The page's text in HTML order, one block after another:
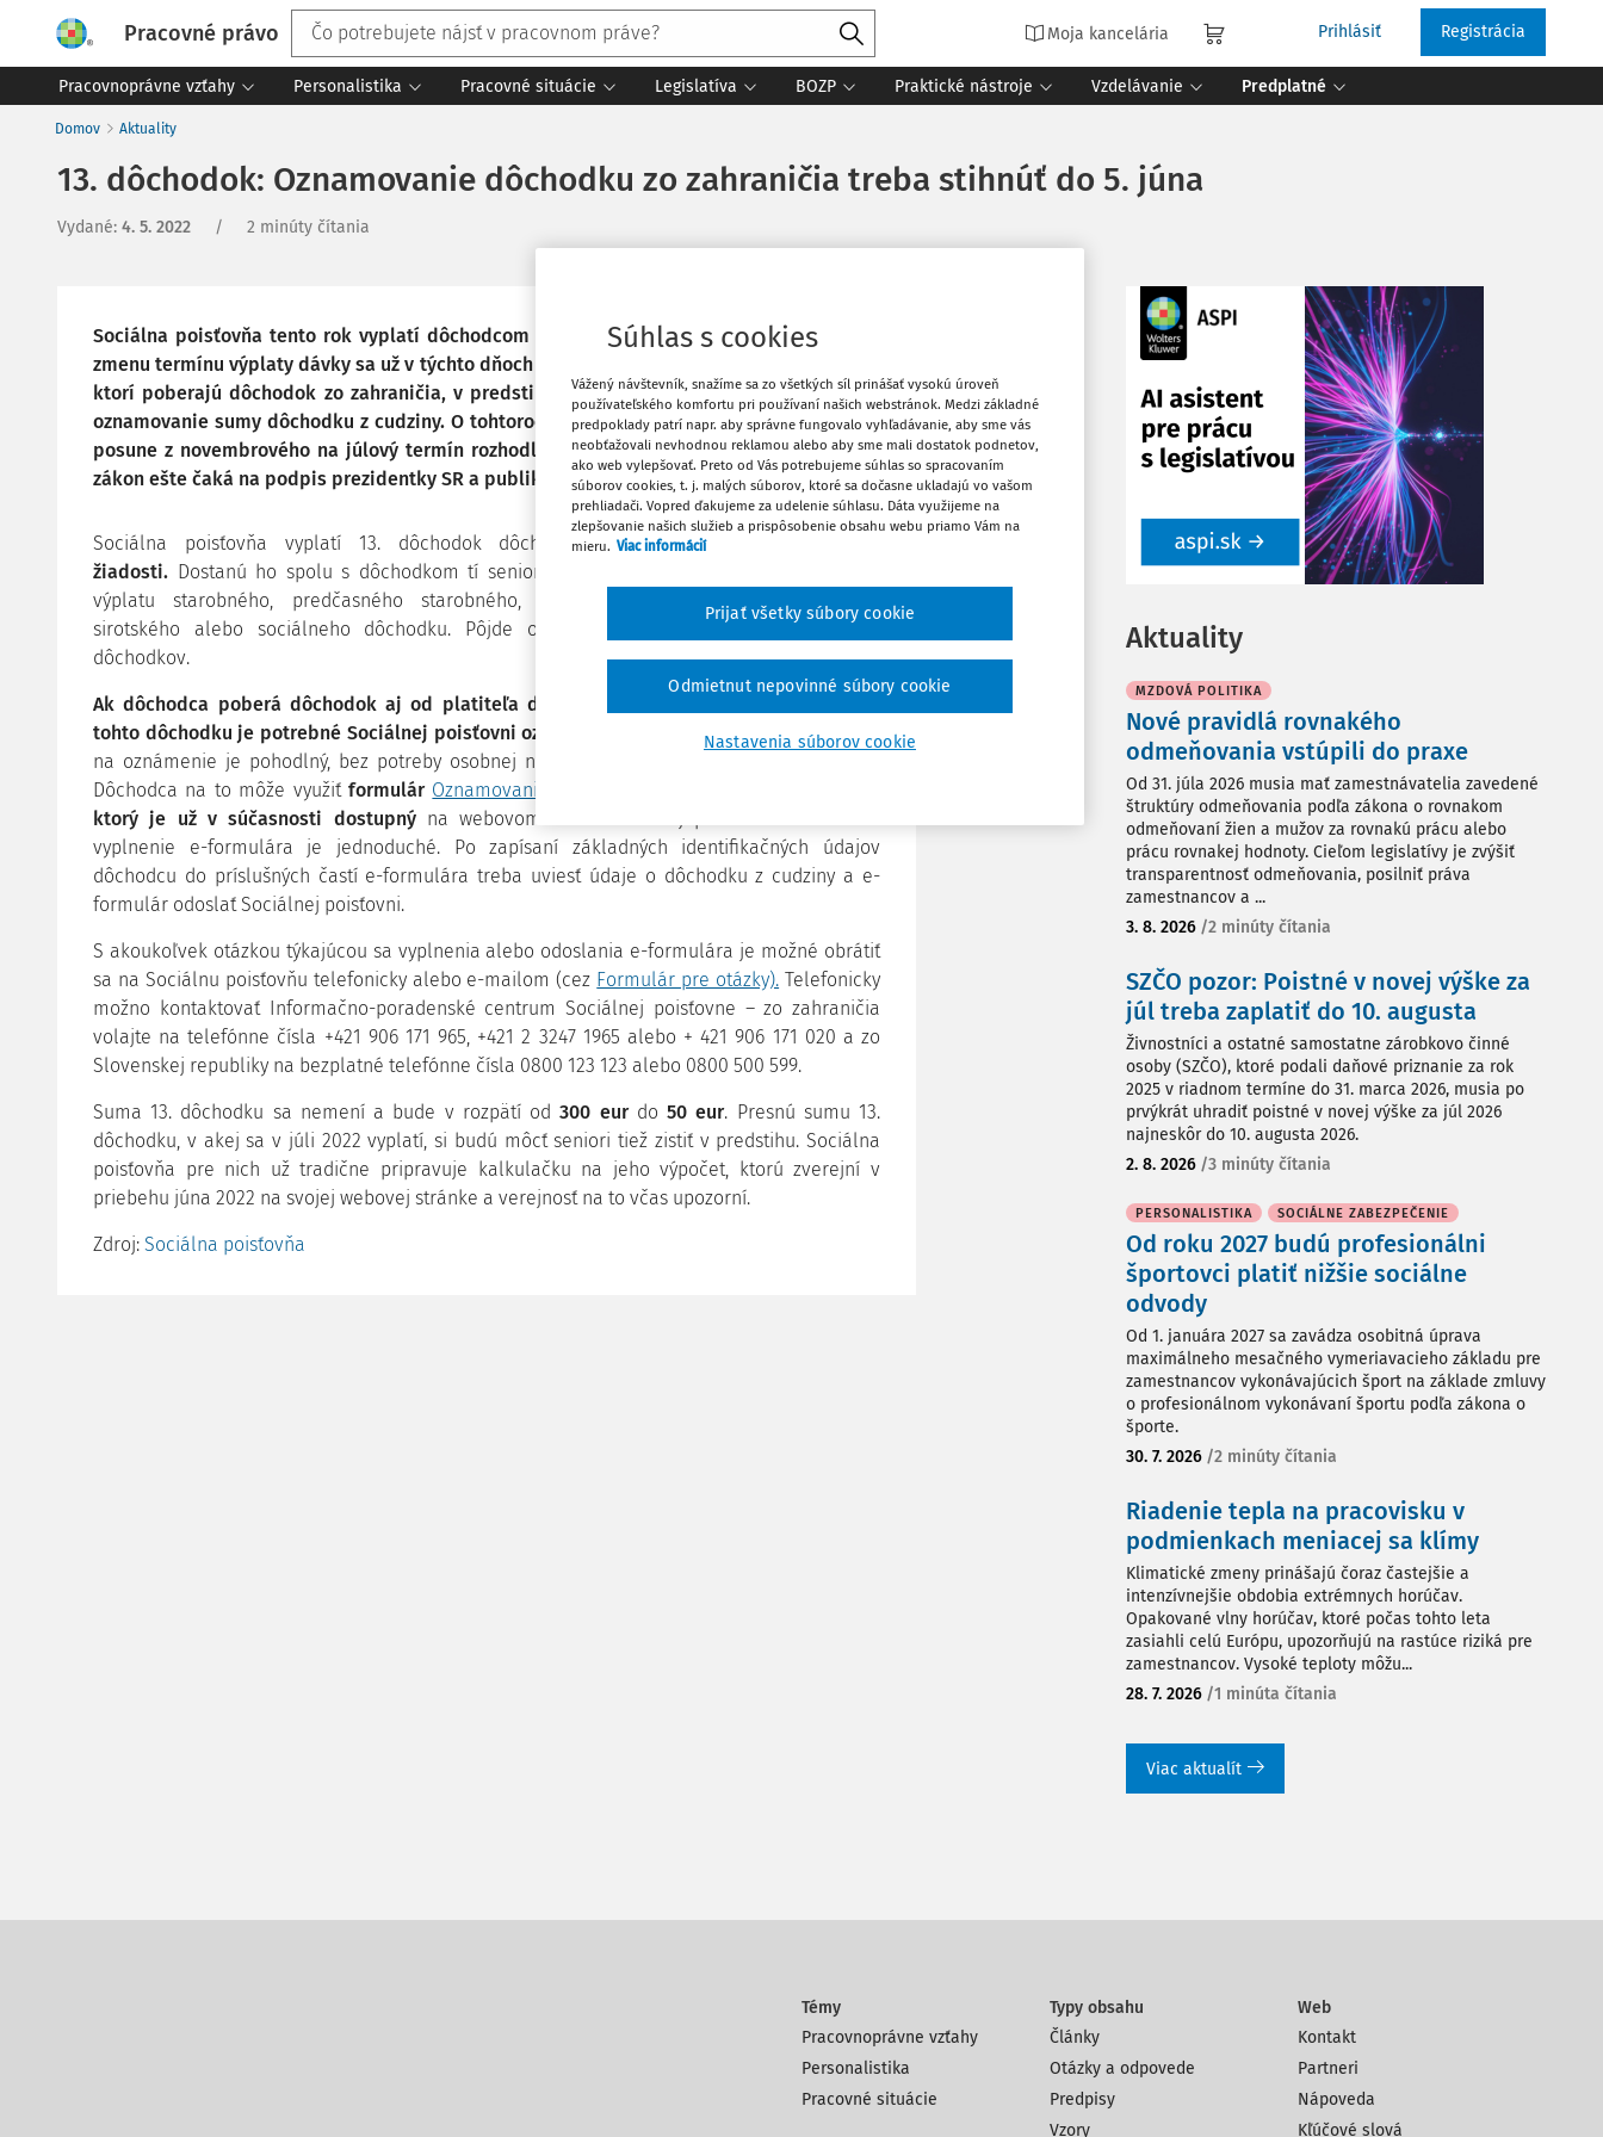
Pracovné právo Moja kancelária Prihlásiť Registrácia
Pracovnoprávne vzťahy Personalistika Pracovné situácie Legislatíva BOZP Praktické nástroje Vzdelávanie Predplatné
Domov Aktuality
13. dôchodok: Oznamovanie dôchodku zo zahraničia treba stihnúť do 5. júna
Vydané: 4. 5. 2022 / 2 minúty čítania
Sociálna poisťovňa tento rok vyplatí dôchodcom 13. dôchodok skôr, a to v júli 2022. Na
zmenu termínu výplaty dávky sa už v týchto dňoch intenzívne pripravuje a pre dôchodcov,
ktorí poberajú dôchodok zo zahraničia, v predstihu pripravila elektronický formulár na
oznamovanie sumy dôchodku z cudziny. O tohtoročnej skoršej výplate 13. dôchodku a jej
posune z novembrového na júlový termín rozhodla v stredu Národná rada SR. Príslušný
zákon ešte čaká na podpis prezidentky SR a publikovanie v Zbierke zákonov.
Sociálna poisťovňa vyplatí 13. dôchodok dôchodcomautomaticky, bez osobitnej
žiadosti. Dostanú ho spolu s dôchodkom tí seniori,
výplatu starobného, predčasného starobného, invalidného, vdovského, vdoveckého,
sirotského alebo sociálneho dôchodku. Pôjde o viac
ako 1,44 milióna
poberateľov
dôchodkov.
Ak dôchodca poberá dôchodok aj od platiteľa dôchodku so sídlom v zahraničí, sumu
tohto dôchodku je potrebné Sociálnej poisťovni oznámiť skôr
, a to do5. júna 2022. Postup
na oznámenie je pohodlný, bez potreby osobnej návštevy pracoviska Sociálnej poisťovne.
Dôchodca na to môže využiť formulár Oznamovanie dôchodku zo zahraničia (e-formulár)
ktorý je už v súčasnosti dostupnýna webovom sídle Sociálnej poisťovne. Použitie a
vyplnenie e-formulára je jednoduché. Po zapísaní základných identifikačných údajov
dôchodcu do príslušných častí e-formulára treba uviesť údaje o dôchodku z cudziny a e-
formulár odoslať Sociálnej poisťovni.
S akoukoľvek otázkou týkajúcou sa vyplnenia alebo odoslania e-formulára je možné obrátiť
sa na Sociálnu poisťovňu telefonicky alebo e-mailom (cez Formulár pre otázky). Telefonicky
možno kontaktovať Informačno-poradenské centrum Sociálnej poisťovne – zo zahraničia
volajte na telefónne čísla +421 906 171 965, +421 2 3247 1965 alebo + 421 906 171 020 a zo
Slovenskej republiky na bezplatné telefónne čísla 0800 123 123 alebo 0800 500 599.
Suma 13. dôchodku sa nemení a bude v rozpätí od300 eur do50 eur. Presnú sumu 13.
dôchodku, v akej sa v júli 2022 vyplatí, si budú môcť seniori tiež zistiť v predstihu. Sociálna
poisťovňa pre nich už tradične pripravuje kalkulačku na jeho výpočet, ktorú zverejní v
priebehu júna 2022 na svojej webovej stránke a verejnosť na to včas upozorní.
Zdroj: Sociálna poisťovňa
Obľúbené
Zdieľať
Aktuality
MZDOVÁ POLITIKA
Nové pravidlá rovnakého
odmeňovania vstúpili do praxe
Od 31. júla 2026 musia mať zamestnávatelia zavedené
štruktúry odmeňovania podľa zákona o rovnakom
odmeňovaní žien a mužov za rovnakú prácu alebo
prácu rovnakej hodnoty. Cieľom legislatívy je zvýšiť
transparentnosť odmeňovania, posilniť práva
zamestnancov a ...
3. 8. 2026 /2 minúty čítania
SZČO pozor: Poistné v novej výške za
júl treba zaplatiť do 10. augusta
Živnostníci a ostatné samostatne zárobkovo činné
osoby (SZČO), ktoré podali daňové priznanie za rok
2025 v riadnom termíne do 31. marca 2026, musia po
prvýkrát uhradiť poistné v novej výške za júl 2026
najneskôr do 10. augusta 2026.
2. 8. 2026 /3 minúty čítania
PERSONALISTIKA SOCIÁLNE ZABEZPEČENIE
Od roku 2027 budú profesionálni
športovci platiť nižšie sociálne
odvody
Od 1. januára 2027 sa zavádza osobitná úprava
maximálneho mesačného vymeriavacieho základu pre
zamestnancov vykonávajúcich šport na základe zmluvy
o profesionálnom vykonávaní športu podľa zákona o
športe.
30. 7. 2026 /2 minúty čítania
Riadenie tepla na pracovisku v
podmienkach meniacej sa klímy
Klimatické zmeny prinášajú čoraz častejšie a
intenzívnejšie obdobia extrémnych horúčav.
Opakované vlny horúčav, ktoré počas tohto leta
zasiahli celú Európu, upozorňujú na rastúce riziká pre
zamestnancov. Vysoké teploty môžu...
28. 7. 2026 /1 minúta čítania
Viac aktualít
Témy
Pracovnoprávne vzťahy
Personalistika
Pracovné situácie
Typy obsahu
Články
Otázky a odpovede
Predpisy
Vzory
Web
Kontakt
Partneri
Nápoveda
Kľúčové slová
Súhlas s cookies
Vážený návštevník, snažíme sa zo všetkých síl prinášať vysokú úroveň
používateľského komfortu pri používaní našich webstránok. Medzi základné
predpoklady patrí napr. aby správne fungovalo vyhľadávanie, aby sme vás
neobťažovali nevhodnou reklamou alebo aby sme mali dostatok podnetov,
ako web vylepšovať. Preto od Vás potrebujeme súhlas so spracovaním
súborov cookies, t. j. malých súborov, ktoré sa dočasne ukladajú vo vašom
prehliadači. Vopred ďakujeme za udelenie súhlasu. Dáta využijeme na
zlepšovanie našich služieb a prispôsobenie obsahu webu priamo Vám na
mieru. Viac informácií
Nastavenia súborov cookie
Odmietnut nepovinné súbory cookie
Prijať všetky súbory cookie